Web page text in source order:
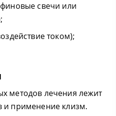
свечи или
током);
методов лечения лежит
и применение клизм.